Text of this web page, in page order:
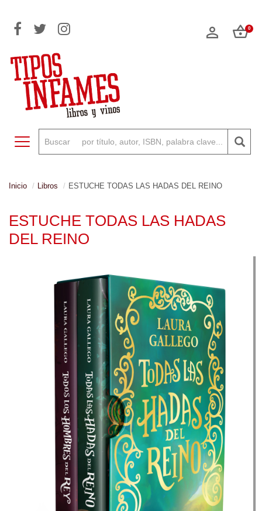
0
Toggle navigation
Inicio Libros ESTUCHE TODAS LAS HADAS DEL REINO
ESTUCHE TODAS LAS HADAS
DEL REINO